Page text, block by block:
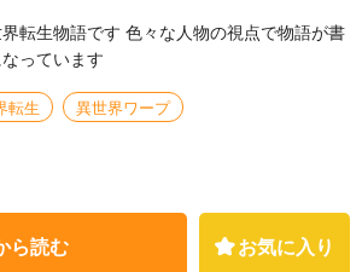
転生物語です 色々な人物の視点で物語が書
っています
転生 異世界ワープ
ら読む お気に入り